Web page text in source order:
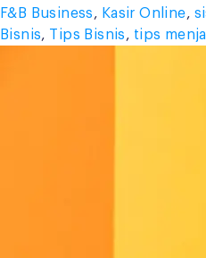
F&B Business, Kasir Online,
Bisnis, Tips Bisnis, tips